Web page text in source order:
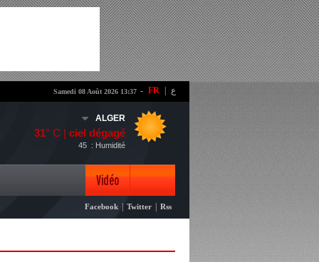
- FR ع Samedi 08 Août 2026 13:37
ALGER
31° C | ciel dégagé
: Humidité
45
Vidéo
Photo
Facebook Twitter Rss